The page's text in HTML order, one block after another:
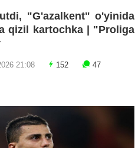
"G'azalkent" o'yinida
qizil kartochka | "Proliga
21:08 152 47